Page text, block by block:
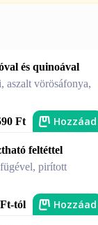
és quinoával
aszalt vörösáfonya,
Ft Hozzáad
feltéttel
fügével, pirított
tól Hozzáad